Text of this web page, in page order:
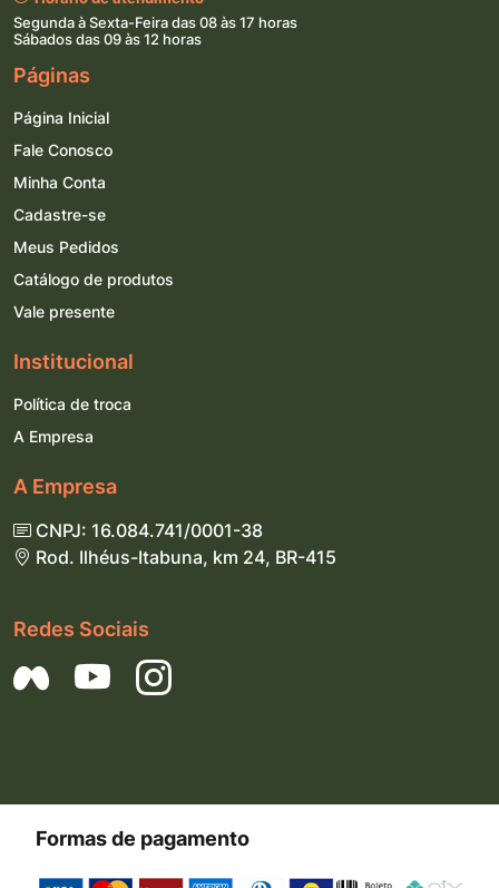
Horário de atendimento
Sábados das 09 às 12 horas
Páginas
Página Inicial
Fale Conosco
Minha Conta
Cadastre-se
Meus Pedidos
Catálogo de produtos
Institucional
Política de troca
A Empresa
CNPJ: 16.084.741/0001-38
Redes Sociais
Formas de pagamento